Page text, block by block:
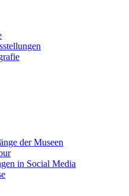
der Museen
in Social Media